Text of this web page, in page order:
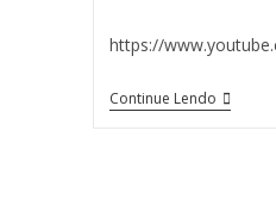
https://
Continue Lendo